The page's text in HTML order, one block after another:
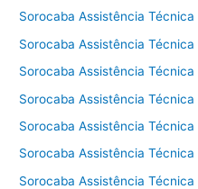
Sorocaba Assistência Técnica
Sorocaba Assistência Técnica
Sorocaba Assistência
Sorocaba Assistência Técnica
Sorocaba Assistência Técnica
Sorocaba Assistência Técnica
Sorocaba Assistência Técnica